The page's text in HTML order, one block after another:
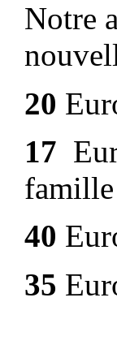
Notre
20
17
40
35